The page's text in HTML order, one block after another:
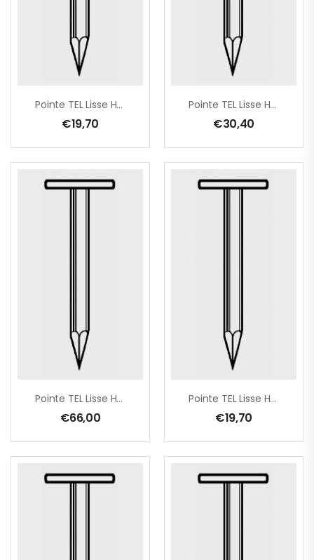
Pointe TEL Lisse HDG 2,5×25 – 1 Kg
€19,70
Pointe TEL Lisse HDG 2,5×25 – 2,5 Kg
€30,40
Pointe TEL Lisse HDG 2,5×25 En Seau De 5 Kg
€66,00
Pointe TEL Lisse HDG 2,5×27 – 1 Kg
€19,70